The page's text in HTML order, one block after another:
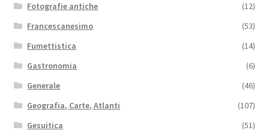
Fotografie antiche
(12)
Francescanesimo
(53)
Fumettistica
(14)
Gastronomia
(6)
Generale
(46)
Geografia, Carte, Atlanti
(107)
Gesuitica
(51)